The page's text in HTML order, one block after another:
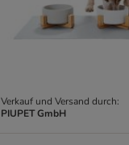
Verkauf und Versand durch:
PIUPET GmbH